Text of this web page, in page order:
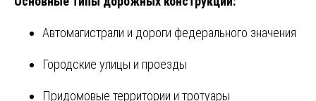
Автомагистрали и дороги федерального значения
Городские улицы и проезды
Придомовые территории и тротуары